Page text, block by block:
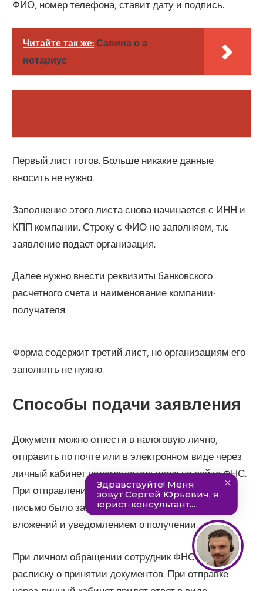
ФИО, номер телефона, ставит дату и подпись.
Читайте так же: Савина о а
нотариус
Первый лист готов. Больше никакие данные
вносить не нужно.
Заполнение этого листа снова начинается с ИНН и
КПП компании. Строку с ФИО не заполняем, т.к.
заявление подает организация.
Далее нужно внести реквизиты банковского
расчетного счета и наименование компании-
получателя.
Форма содержит третий лист, но организациям его
заполнять не нужно.
Способы подачи заявления
Документ можно отнести в налоговую лично,
отправить по почте или в электронном виде через
личный кабинет налогоплательщика на сайте ФНС.
При отправлении почтой необходимо, чтобы
письмо было заказным, ценным, с описью
вложений и уведомлением о получении.
При личном обращении сотрудник ФНС даст
расписку о принятии документов. При отправке